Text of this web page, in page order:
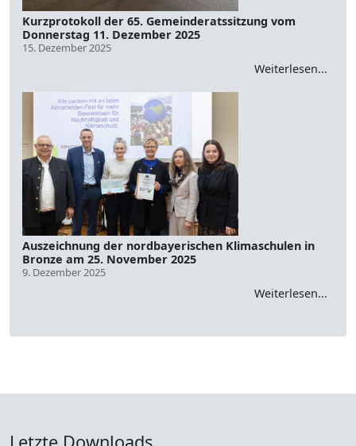
Kurzprotokoll der 65. Gemeinderatssitzung vom
Donnerstag 11. Dezember 2025
15. Dezember 2025
Weiterlesen...
Auszeichnung der nordbayerischen Klimaschulen in
Bronze am 25. November 2025
9. Dezember 2025
Weiterlesen...